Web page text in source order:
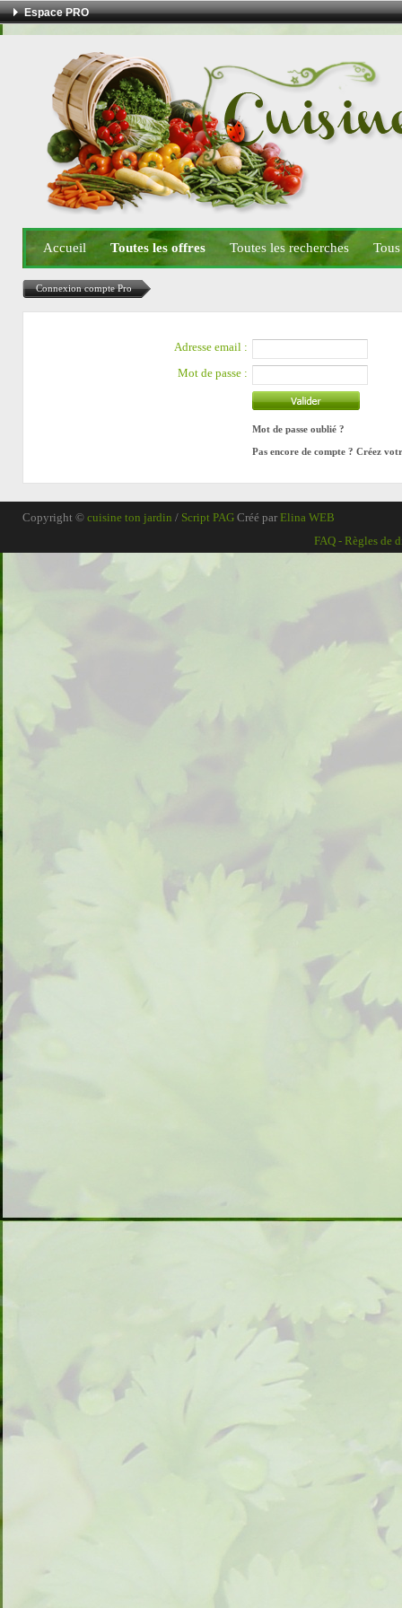
Espace PRO
Accueil Toutes les offres Toutes les recherches
Connexion compte Pro
Adresse email :
Mot de passe :
Mot de passe oublié ?
Pas encore de compte ? Créez
Copyright © cuisine ton jardin / Script PAG Créé par Elina WEB
FAQ - Règles de